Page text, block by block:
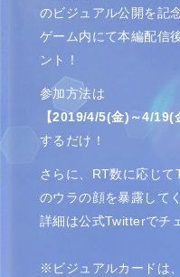
のビジュアル公開を記
ゲーム内にて本編配信
ント！
参加方法は
【2019/4/5(金)～4/19(
するだけ！
さらに、RT数に応じ
のウラの顔を暴露して
詳細は公式Twitterでチ
※ビジュアルカードは